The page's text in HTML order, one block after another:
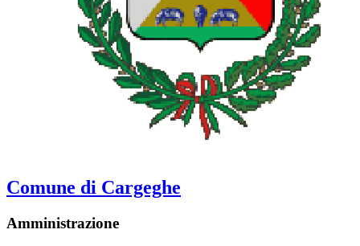
Comune di Cargeghe
Amministrazione